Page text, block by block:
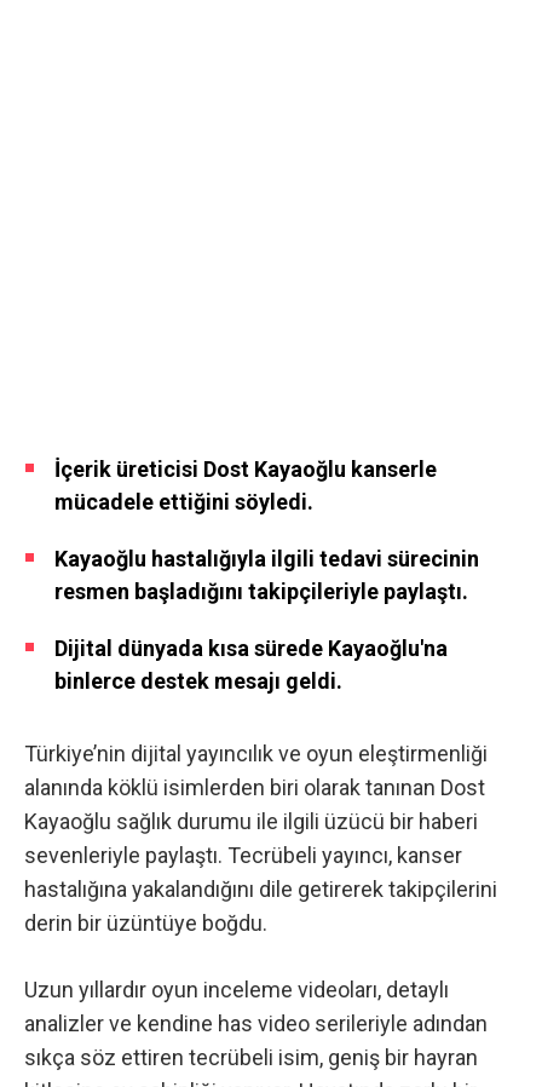
İçerik üreticisi Dost Kayaoğlu kanserle
mücadele ettiğini söyledi.
Kayaoğlu hastalığıyla ilgili tedavi sürecinin
resmen başladığını takipçileriyle paylaştı.
Dijital dünyada kısa sürede Kayaoğlu'na
binlerce destek mesajı geldi.
Türkiye’nin dijital yayıncılık ve oyun eleştirmenliği
alanında köklü isimlerden biri olarak tanınan Dost
Kayaoğlu sağlık durumu ile ilgili üzücü bir haberi
sevenleriyle paylaştı. Tecrübeli yayıncı, kanser
hastalığına yakalandığını dile getirerek takipçilerini
derin bir üzüntüye boğdu.
Uzun yıllardır oyun inceleme videoları, detaylı
analizler ve kendine has video serileriyle adından
sıkça söz ettiren tecrübeli isim, geniş bir hayran